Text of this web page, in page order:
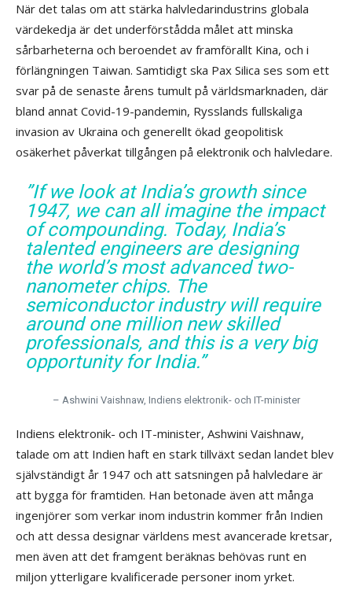
När det talas om att stärka halvledarindustrins globala
värdekedja är det underförstådda målet att minska
sårbarheterna och beroendet av framförallt Kina, och i
förlängningen Taiwan. Samtidigt ska Pax Silica ses som ett
svar på de senaste årens tumult på världsmarknaden, där
bland annat Covid-19-pandemin, Rysslands fullskaliga
invasion av Ukraina och generellt ökad geopolitisk
osäkerhet påverkat tillgången på elektronik och halvledare.
”If we look at India’s growth since
1947, we can all imagine the impact
of compounding. Today, India’s
talented engineers are designing
the world’s most advanced two-
nanometer chips. The
semiconductor industry will require
around one million new skilled
professionals, and this is a very big
opportunity for India.”
– Ashwini Vaishnaw, Indiens elektronik- och IT-minister
Indiens elektronik- och IT-minister, Ashwini Vaishnaw,
talade om att Indien haft en stark tillväxt sedan landet blev
självständigt år 1947 och att satsningen på halvledare är
att bygga för framtiden. Han betonade även att många
ingenjörer som verkar inom industrin kommer från Indien
och att dessa designar världens mest avancerade kretsar,
men även att det framgent beräknas behövas runt en
miljon ytterligare kvalificerade personer inom yrket.